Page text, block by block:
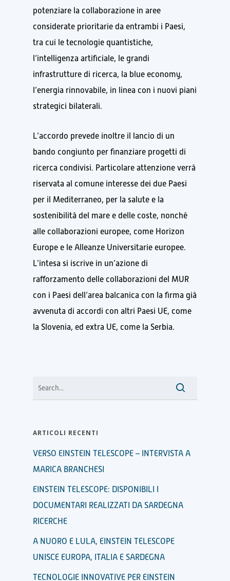
potenziare la collaborazione in aree
considerate prioritarie da entrambi i Paesi,
tra cui le tecnologie quantistiche,
l’intelligenza artificiale, le grandi
infrastrutture di ricerca, la blue economy,
l’energia rinnovabile, in linea con i nuovi piani
strategici bilaterali.
L’accordo prevede inoltre il lancio di un
bando congiunto per finanziare progetti di
ricerca condivisi. Particolare attenzione verrà
riservata al comune interesse dei due Paesi
per il Mediterraneo, per la salute e la
sostenibilità del mare e delle coste, nonché
alle collaborazioni europee, come Horizon
Europe e le Alleanze Universitarie europee.
L’intesa si iscrive in un’azione di
rafforzamento delle collaborazioni del MUR
con i Paesi dell’area balcanica con la firma già
avvenuta di accordi con altri Paesi UE, come
la Slovenia, ed extra UE, come la Serbia.
ARTICOLI RECENTI
VERSO EINSTEIN TELESCOPE – INTERVISTA A
MARICA BRANCHESI
EINSTEIN TELESCOPE: DISPONIBILI I
DOCUMENTARI REALIZZATI DA SARDEGNA
RICERCHE
A NUORO E LULA, EINSTEIN TELESCOPE
UNISCE EUROPA, ITALIA E SARDEGNA
TECNOLOGIE INNOVATIVE PER EINSTEIN